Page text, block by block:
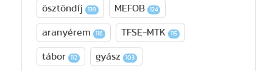
ösztöndíj 139 MEFOB 124
aranyérem 116 TFSE-MTK 115
tábor 112 gyász 103